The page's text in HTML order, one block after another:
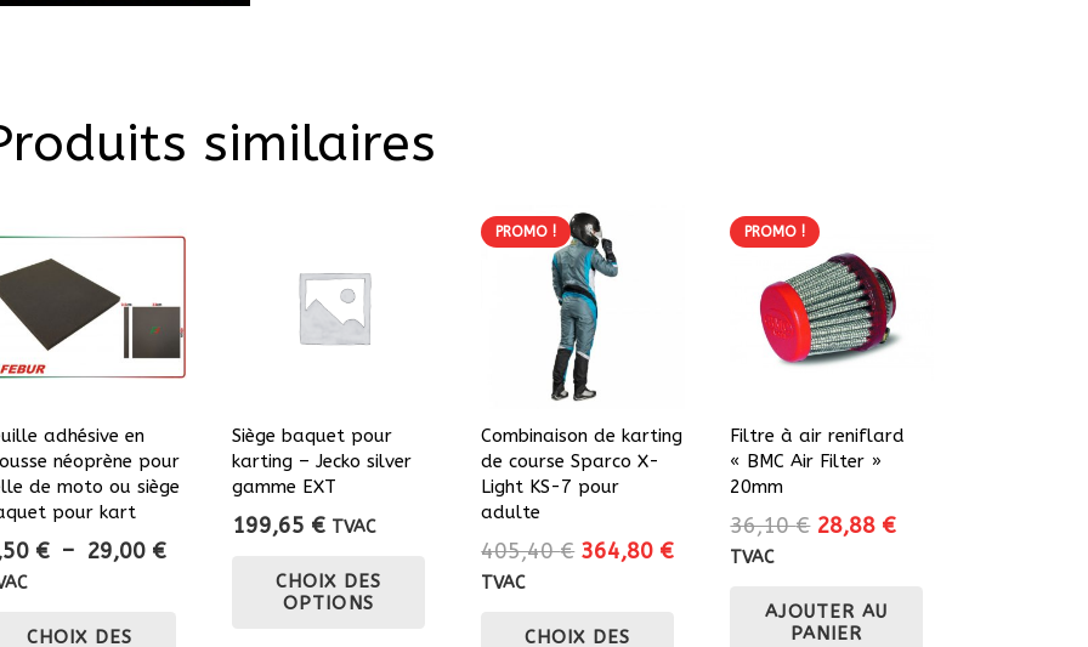
similaires
adhésive en
néoprène pour
de moto ou siège
pour kart
€ – 29,00 €Plage
CHOIX DES
Siège baquet pour
karting – Jecko silver
gamme EXT
199,65 € TVAC
CHOIX DES
OPTIONS
produit
PROMO !
Combinaison de karting
de course Sparco X-
Light KS-7 pour
adulte
405,40€ Le
était :
364,80 €Le
TVAC
CHOIX DES
PROMO !
Filtre à air reniflard
« BMC Air Filter »
20mm
36,10€ Le
était :
28,88 €Le
TVAC
AJOUTER AU
PANIER